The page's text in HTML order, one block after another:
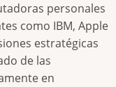
personales
como IBM, Apple
estratégicas
de las
en